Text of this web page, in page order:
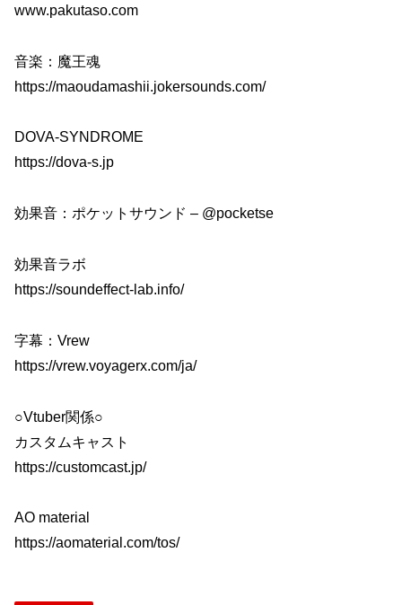
www.pakutaso.com
音楽：魔王魂
https://maoudamashii.jokersounds.com/
DOVA-SYNDROME
https://dova-s.jp
効果音：ポケットサウンド – @pocketse
効果音ラボ
https://soundeffect-lab.info/
字幕：Vrew
https://vrew.voyagerx.com/ja/
○Vtuber関係○
カスタムキャスト
https://customcast.jp/
AO material
https://aomaterial.com/tos/